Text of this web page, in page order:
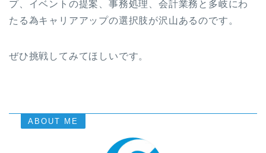
プ、イベントの提案、事務処理、会計業務と多岐にわ
たる為キャリアアップの選択肢が沢山あるのです。
ぜひ挑戦してみてほしいです。
ABOUT ME